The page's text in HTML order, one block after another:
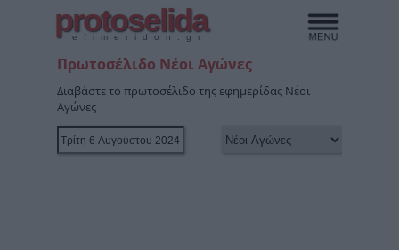
protoselida
efimeridon.gr
Πρωτοσέλιδο Νέοι Αγώνες
Διαβάστε το πρωτοσέλιδο της εφημερίδας Νέοι
Αγώνες